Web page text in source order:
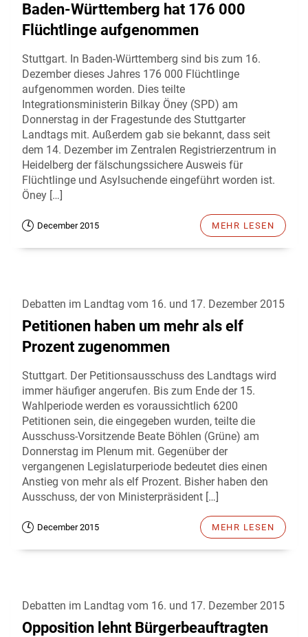
Baden-Württemberg hat 176 000
Flüchtlinge aufgenommen
Stuttgart. In Baden-Württemberg sind bis zum 16.
Dezember dieses Jahres 176 000 Flüchtlinge
aufgenommen worden. Dies teilte
Integrationsministerin Bilkay Öney (SPD) am
Donnerstag in der Fragestunde des Stuttgarter
Landtags mit. Außerdem gab sie bekannt, dass seit
dem 14. Dezember im Zentralen Registrierzentrum in
Heidelberg der fälschungssichere Ausweis für
Flüchtlinge und Asylsuchende eingeführt worden ist.
Öney […]
December 2015 MEHR LESEN
Debatten im Landtag vom 16. und 17. Dezember 2015
Petitionen haben um mehr als elf
Prozent zugenommen
Stuttgart. Der Petitionsausschuss des Landtags wird
immer häufiger angerufen. Bis zum Ende der 15.
Wahlperiode werden es voraussichtlich 6200
Petitionen sein, die eingegeben wurden, teilte die
Ausschuss-Vorsitzende Beate Böhlen (Grüne) am
Donnerstag im Plenum mit. Gegenüber der
vergangenen Legislaturperiode bedeutet dies einen
Anstieg von mehr als elf Prozent. Bisher haben den
Ausschuss, der von Ministerpräsident […]
December 2015 MEHR LESEN
Debatten im Landtag vom 16. und 17. Dezember 2015
Opposition lehnt Bürgerbeauftragten